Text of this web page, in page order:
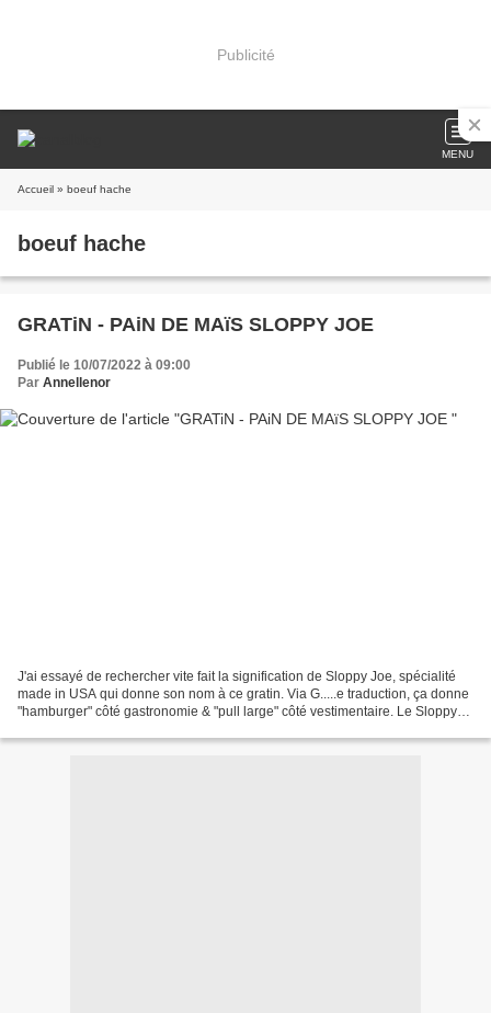
Publicité
MENU
Accueil » boeuf hache
boeuf hache
GRATiN - PAiN DE MAïS SLOPPY JOE
Publié le 10/07/2022 à 09:00
Par Annellenor
J'ai essayé de rechercher vite fait la signification de Sloppy Joe, spécialité
made in USA qui donne son nom à ce gratin. Via G.....e traduction, ça donne
"hamburger" côté gastronomie & "pull large" côté vestimentaire. Le Sloppy